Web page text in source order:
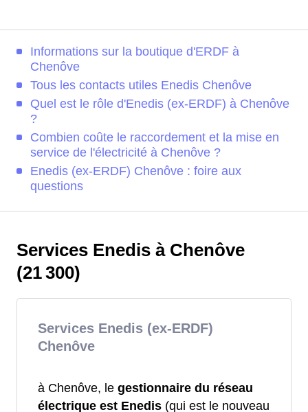
Informations sur la boutique d'ERDF à
Chenôve
Tous les contacts utiles Enedis Chenôve
Quel est le rôle d'Enedis (ex-ERDF) à Chenôve
?
Combien coûte le raccordement et la mise en
service de l'électricité à Chenôve ?
Enedis (ex-ERDF) Chenôve : foire aux
questions
Services Enedis à Chenôve
(21 300)
Services Enedis (ex-ERDF)
Chenôve
à Chenôve, le gestionnaire du réseau
électrique est Enedis (qui est le nouveau